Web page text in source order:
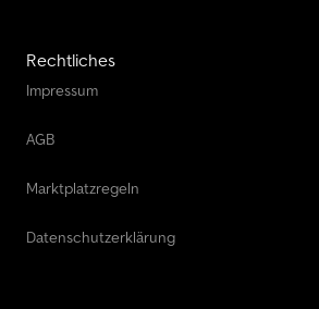
Rechtliches
Impressum
AGB
Marktplatzregeln
Datenschutzerklärung